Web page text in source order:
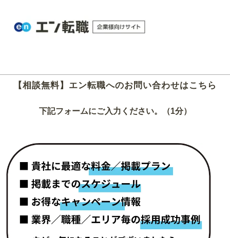
【相談無料】エン転職へのお問い合わせはこちら
下記フォームにご入力ください。（1分）